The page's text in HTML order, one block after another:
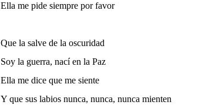
Ella me pide siempre por favor
Que la salve de la oscuridad
Soy la guerra, nací en la Paz
Ella me dice que me siente
Y que sus labios nunca, nunca, nunca mienten